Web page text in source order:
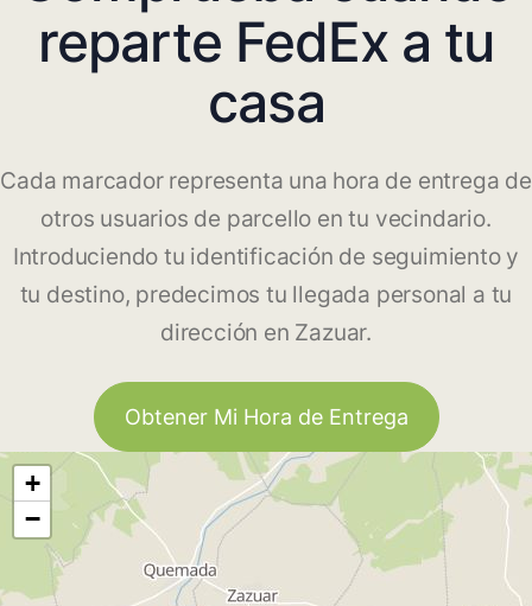
reparte FedEx a tu
casa
Cada marcador representa una hora de entrega de
otros usuarios de parcello en tu vecindario.
Introduciendo tu identificación de seguimiento y
tu destino, predecimos tu llegada personal a tu
dirección en Zazuar.
Obtener Mi Hora de Entrega
+
−